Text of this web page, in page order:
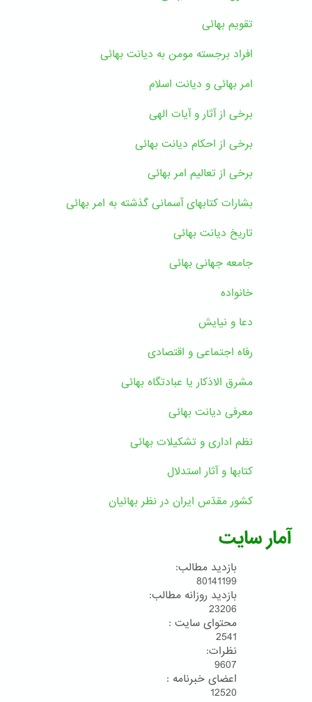
تقویم بهائی
افراد برجسته مومن به دیانت بهائی
امر بهائی و دیانت اسلام
برخی از آثار و آیات الهی
برخی از احکام دیانت بهائی
برخی از تعالیم امر بهائی
بشارات کتابهای آسمانی گذشته به امر بهائی
تاریخ دیانت بهائی
جامعه جهانی بهائی
خانواده
دعا و نیایش
رفاه اجتماعی و اقتصادی
مشرق الاذکار یا عبادتگاه بهائی
معرفی دیانت بهائی
نظم اداری و تشکیلات بهائی
کتابها و آثار استدلال
کشور مقدّس ایران در نظر بهائیان
آمار سایت
بازدید مطالب:
80141199
بازدید روزانه مطالب:
23206
محتوای سایت :
2541
نظرات:
9607
اعضای خبرنامه :
12520